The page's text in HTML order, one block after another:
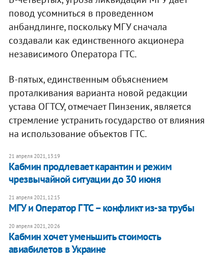
повод усомниться в проведенном
анбандлинге, поскольку МГУ сначала
создавали как единственного акционера
независимого Оператора ГТС.
В-пятых, единственным объяснением
проталкивания варианта новой редакции
устава ОГТСУ, отмечает Пинзеник, является
стремление устранить государство от влияния
на использование объектов ГТС.
21 апреля 2021, 13:19
Кабмин продлевает карантин и режим
чрезвычайной ситуации до 30 июня
21 апреля 2021, 12:15
МГУ и Оператор ГТС – конфликт из-за трубы
20 апреля 2021, 20:26
Кабмин хочет уменьшить стоимость
авиабилетов в Украине